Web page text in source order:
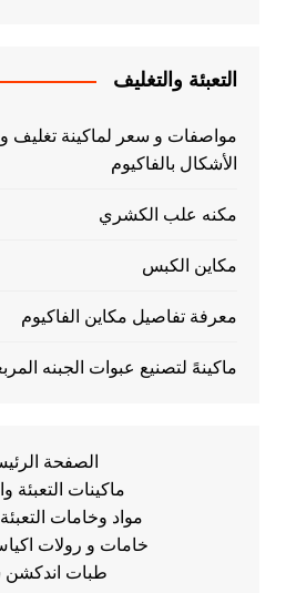
التعبئة والتغليف
مواصفات و سعر لماكينة تغليف
الأشكال بالفاكيوم
مكنه علب الكشري
مكاين الكبس
معرفة تفاصيل مكاين الفاكيوم
ماكينهً لتصنيع عبوات الجبنه
الصفحة
ماكينات التعبئة
مواد وخامات
خامات و رولات
طبات